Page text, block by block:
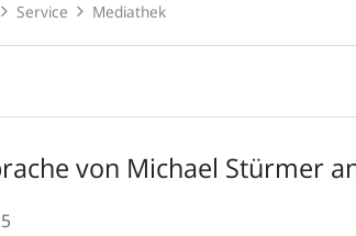
Service Mediathek
von Michael Stürmer